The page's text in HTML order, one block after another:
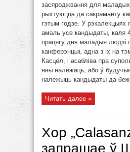
засяроджвання для
рыхтуюцца да сакраманту
гэтым годзе. У рэкалекцыях
амаль усе кандыдаты, каля
працягу дня маладыя людзі
канферэнцыі, адна з іх на
Касцёл, і асабліва пра
яны належаць, або ў
належыць кандыдаты да
Читать далее »
Хор
запрашае ў